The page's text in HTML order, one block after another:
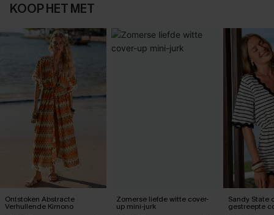
KOOP HET MET
Ontstoken Abstracte
Verhullende Kimono
Zomerse liefde witte cover-
up mini-jurk
Sandy State
gestreepte